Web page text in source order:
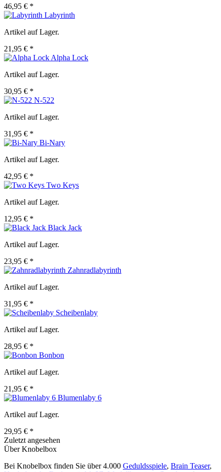
46,95 € *
Labyrinth
Artikel auf Lager.
21,95 € *
Alpha Lock
Artikel auf Lager.
30,95 € *
N-522
Artikel auf Lager.
31,95 € *
Bi-Nary
Artikel auf Lager.
42,95 € *
Two Keys
Artikel auf Lager.
12,95 € *
Black Jack
Artikel auf Lager.
23,95 € *
Zahnradlabyrinth
Artikel auf Lager.
31,95 € *
Scheibenlaby
Artikel auf Lager.
28,95 € *
Bonbon
Artikel auf Lager.
21,95 € *
Blumenlaby 6
Artikel auf Lager.
29,95 € *
Zuletzt angesehen
Über Knobelbox
Bei Knobelbox finden Sie über 4.000 Geduldsspiele, Brain Teaser,